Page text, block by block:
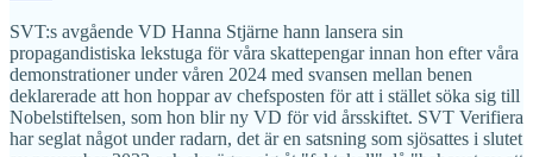
SVT:s avgående VD Hanna Stjärne hann lansera sin
propagandistiska lekstuga för våra skattepengar innan hon efter våra
demonstrationer under våren 2024 med svansen mellan benen
deklarerade att hon hoppar av chefsposten för att i stället söka sig till
Nobelstiftelsen, som hon blir ny VD för vid årsskiftet. SVT Verifiera
har seglat något under radarn, det är en satsning som sjösattes i slutet